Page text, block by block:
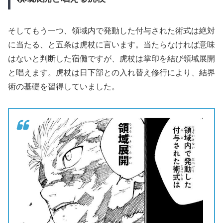
そしてもう一つ、領域内で発動した付与された術式は絶対
に当たる、と五条は虎杖に言います。当たらなければ意味
はないと判断した宿儺ですが、虎杖は掌印を結び領域展開
と唱えます。虎杖は日下部との入れ替え修行により、結界
術の基礎を習得していました。